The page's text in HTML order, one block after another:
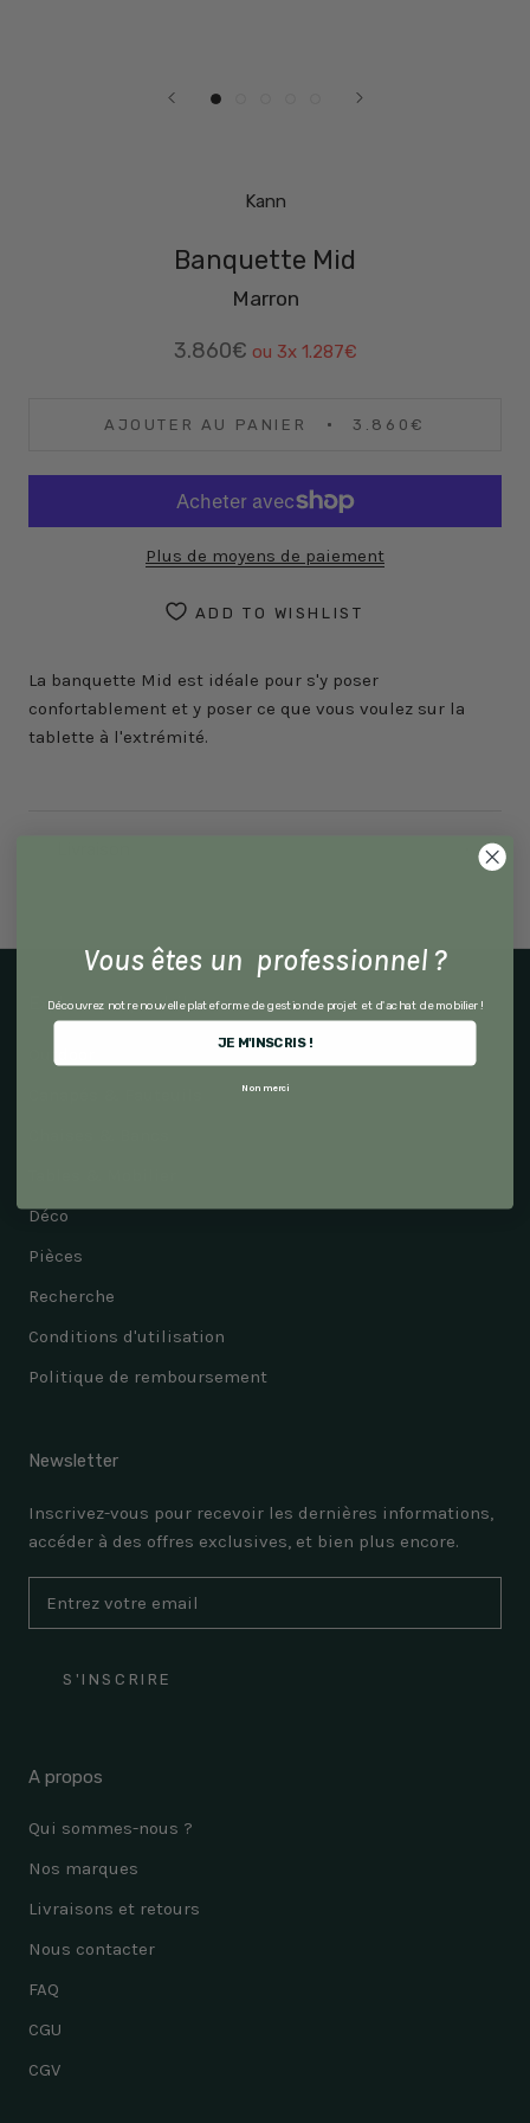
Kann
Banquette Mid
Marron
3.860€ ou 3x 1.287€
AJOUTER AU PANIER 3.860€
Plus de moyens de paiement
ADD TO WISHLIST
La banquette Mid est idéale pour s'y poser
confortablement et y poser ce que vous voulez sur la
tablette à l'extrémité.
Explorer par produit
Déco
Pièces
Recherche
Conditions d'utilisation
Politique de remboursement
Newsletter
Inscrivez-vous pour recevoir les dernières informations,
accéder à des offres exclusives, et bien plus encore.
S'INSCRIRE
A propos
Qui sommes-nous ?
Nos marques
Livraisons et retours
Nous contacter
FAQ
CGU
CGV
Vous êtes un professionnel ?
Découvrez notre nouvelle plateforme de gestion de projet et d'achat de mobilier !
JE M'INSCRIS !
Non merci